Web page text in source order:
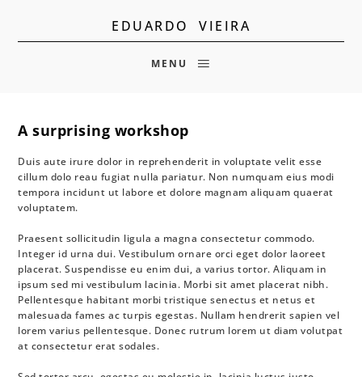
EDUARDO VIEIRA
MENU
A surprising workshop
Duis aute irure dolor in reprehenderit in voluptate velit esse
cillum dolo reau fugiat nulla pariatur. Non numquam eius modi
tempora incidunt ut labore et dolore magnam aliquam quaerat
voluptatem.
Praesent sollicitudin ligula a magna consectetur commodo.
Integer id urna dui. Vestibulum ornare orci eget dolor laoreet
placerat. Suspendisse eu enim dui, a varius tortor. Aliquam in
ipsum sed mi vestibulum lacinia. Morbi sit amet placerat nibh.
Pellentesque habitant morbi tristique senectus et netus et
malesuada fames ac turpis egestas. Nullam hendrerit sapien vel
lorem varius pellentesque. Donec rutrum lorem ut diam volutpat
at consectetur erat sodales.